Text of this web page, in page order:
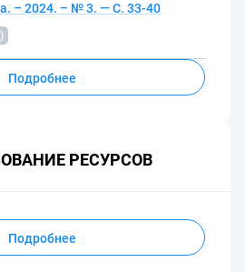
– 2024. – № 3. — С. 33-40
Подробнее
РЕСУРСОВ
Подробнее